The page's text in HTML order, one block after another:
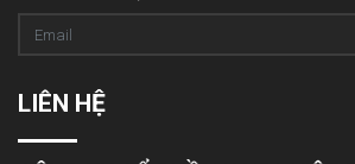
LIÊN HỆ